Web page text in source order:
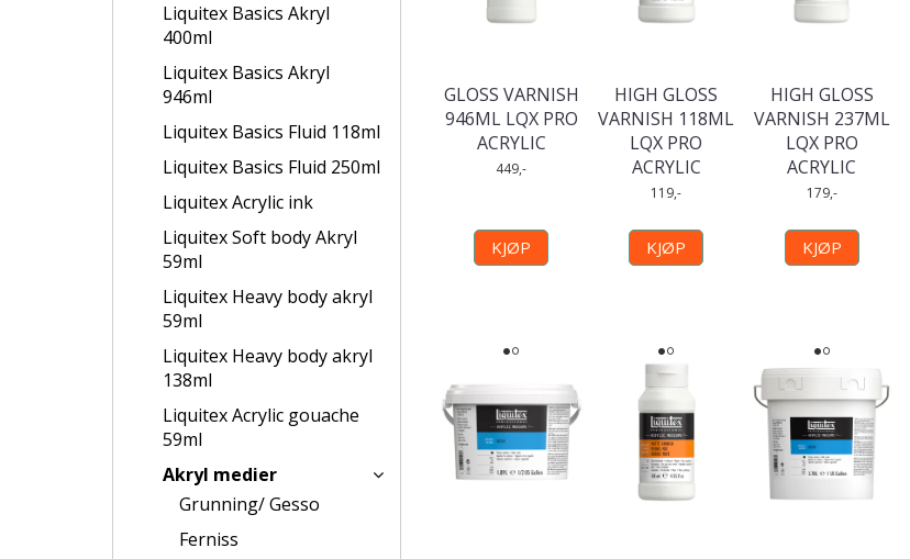
Liquitex Basics Akryl
400ml
Liquitex Basics Akryl
946ml
Liquitex Basics Fluid 118ml
Liquitex Basics Fluid 250ml
Liquitex Acrylic ink
Liquitex Soft body Akryl
59ml
Liquitex Heavy body akryl
59ml
Liquitex Heavy body akryl
138ml
Liquitex Acrylic gouache
59ml
Akryl medier
Grunning/ Gesso
Ferniss
GLOSS VARNISH
946ML LQX PRO
ACRYLIC
449,-
KJØP
HIGH GLOSS
VARNISH 118ML
LQX PRO
ACRYLIC
119,-
KJØP
HIGH GLOSS
VARNISH 237ML
LQX PRO
ACRYLIC
179,-
KJØP